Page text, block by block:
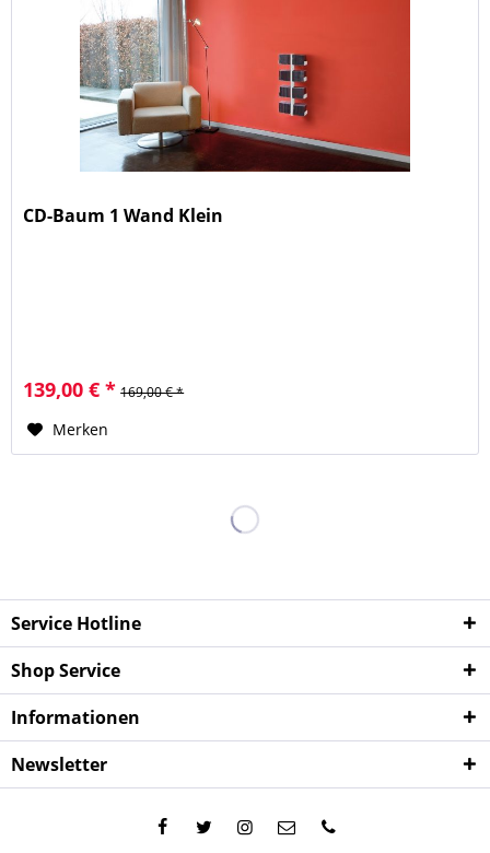
CD-Baum 1 Wand Klein
139,00 € * 169,00 € *
Merken
Service Hotline
Shop Service
Informationen
Newsletter